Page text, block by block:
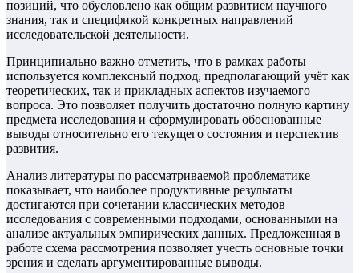
позиций, что обусловлено как общим развитием научного
знания, так и спецификой конкретных направлений
исследовательской деятельности.
Принципиально важно отметить, что в рамках работы
используется комплексный подход, предполагающий учёт как
теоретических, так и прикладных аспектов изучаемого
вопроса. Это позволяет получить достаточно полную картину
предмета исследования и сформулировать обоснованные
выводы относительно его текущего состояния и перспектив
развития.
Анализ литературы по рассматриваемой проблематике
показывает, что наиболее продуктивные результаты
достигаются при сочетании классических методов
исследования с современными подходами, основанными на
анализе актуальных эмпирических данных. Предложенная в
работе схема рассмотрения позволяет учесть основные точки
зрения и сделать аргументированные выводы.